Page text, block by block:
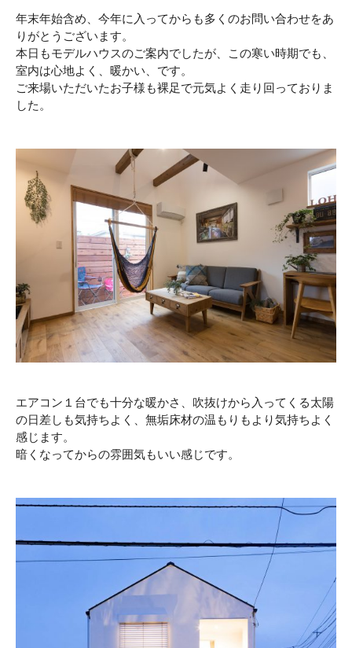
年末年始含め、今年に入ってからも多くのお問い合わせをあ
りがとうございます。
本日もモデルハウスのご案内でしたが、この寒い時期でも、
室内は心地よく、暖かい、です。
ご来場いただいたお子様も裸足で元気よく走り回っておりま
した。
エアコン１台でも十分な暖かさ、吹抜けから入ってくる太陽
の日差しも気持ちよく、無垢床材の温もりもより気持ちよく
感じます。
暗くなってからの雰囲気もいい感じです。